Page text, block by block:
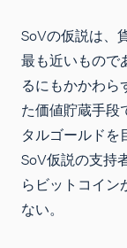
SoVの仮説は、
最も近いもので
るにもかかわ
た価値貯蔵手段
タルゴールドを
SoV仮説の支持
らビットコイ
ない。